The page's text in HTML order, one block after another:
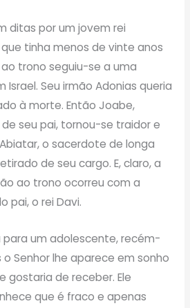
ditas por um jovem rei
tinha menos de vinte anos
trono seguiu-se a uma
Seu irmão Adonias queria
à morte. Então Joabe,
seu pai, tornou-se traidor e
o sacerdote de longa
de seu cargo. E, claro, a
ao trono ocorreu com a
pai, o rei Davi.
para um adolescente, recém-
o Senhor lhe aparece em sonho
gostaria de receber. Ele
que é fraco e apenas